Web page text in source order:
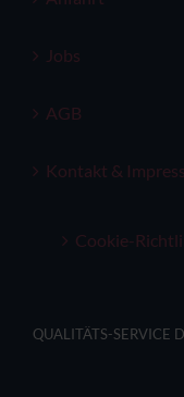
Jobs
AGB
Kontakt &
Cookie-
QUALITÄTS-SERVICE